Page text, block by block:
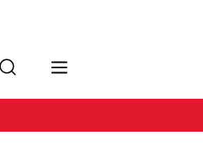
Recherche